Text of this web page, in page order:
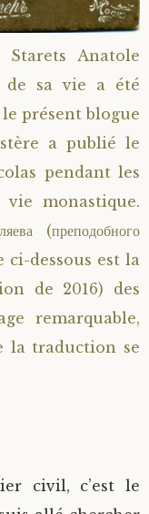
Anatole
de sa vie a été
présent blogue
a publié le
pendant les
monastique.
(преподобного
ci-dessous est la
de 2016) des
remarquable,
la traduction se
civil, c’est le